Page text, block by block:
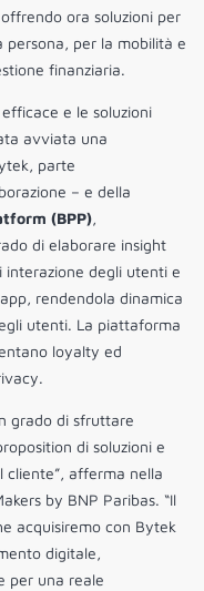
ora soluzioni per
persona, per la mobilità e
finanziaria.
e le soluzioni
avviata una
parte
– e della
(BPP),
di elaborare insight
interazione degli utenti e
rendendola dinamica
utenti. La piattaforma
loyalty ed
grado di sfruttare
di soluzioni e
afferma nella
by BNP Paribas. “Il
acquisiremo con Bytek
digitale,
per una reale